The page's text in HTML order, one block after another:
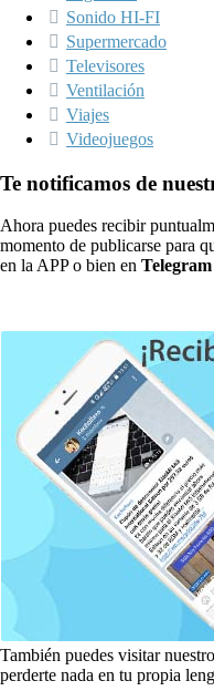
Sonido HI-FI
Supermercado
Televisores
Ventilación
Viajes
Videojuegos
Te notificamos de
Ahora puedes recibir
momento de publicarse para
en la APP o bien en Telegram
También puedes visitar nuestro
perderte nada en tu propia